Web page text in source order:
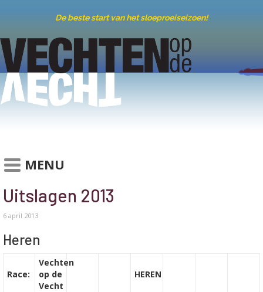
De beste start van het sloeproeiseizoen!
MENU
Uitslagen 2013
6 april 2013
Heren
Race:
Vechten
op de
Vecht
HEREN